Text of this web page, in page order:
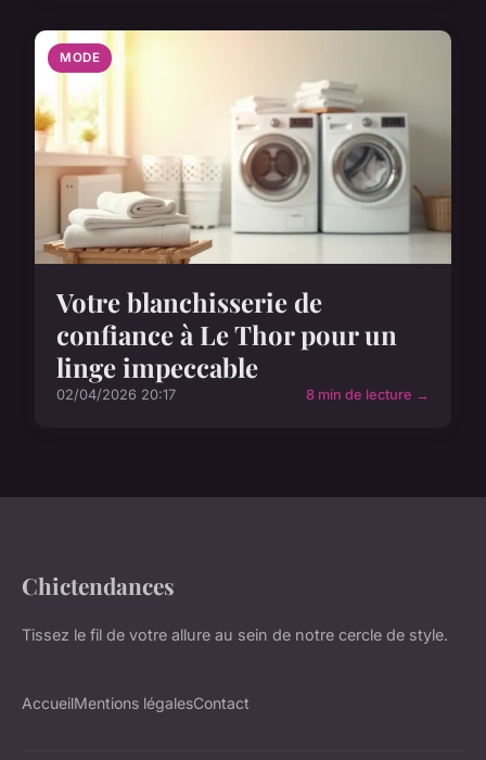
MODE
Votre blanchisserie de
confiance à Le Thor pour un
linge impeccable
02/04/2026 20:17 8 min de lecture →
Chictendances
Tissez le fil de votre allure au sein de notre cercle de style.
AccueilMentions légalesContact